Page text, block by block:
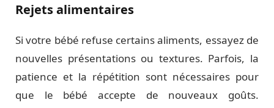
Rejets alimentaires
Si votre bébé refuse certains aliments, essayez de
nouvelles présentations ou textures. Parfois, la
patience et la répétition sont nécessaires pour
que le bébé accepte de nouveaux goûts.